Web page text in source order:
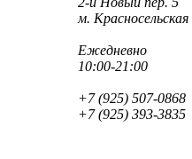
м. Красносельская
Ежедневно
10:00-21:00
+7 (925) 507-0868
+7 (925) 393-3835